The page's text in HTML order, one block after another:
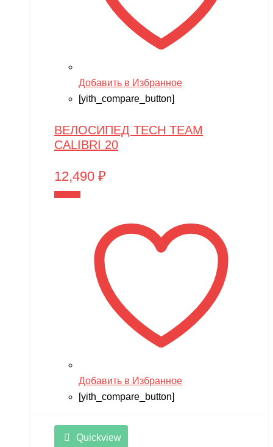
Добавить в Избранное
[yith_compare_button]
ВЕЛОСИПЕД TECH TEAM
CALIBRI 20
12,490 ₽
Добавить в Избранное
[yith_compare_button]
Quickview